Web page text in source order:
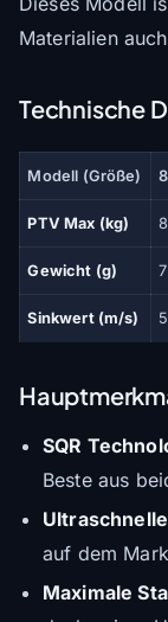
Materialien
Technische
Modell (Größe)
PTV Max (kg)
Gewicht (g)
Sinkwert (m/s)
SQR
Beste aus
auf dem
Maximale